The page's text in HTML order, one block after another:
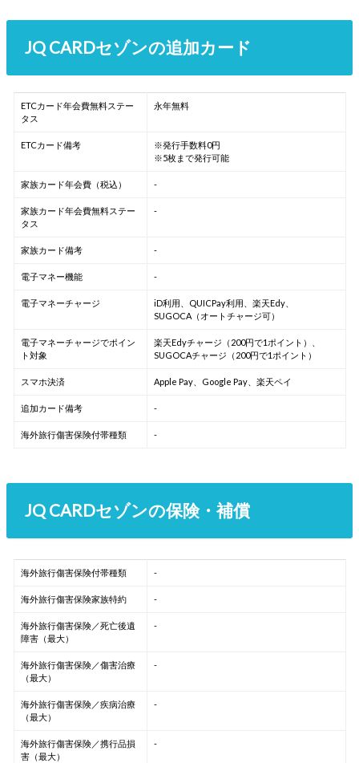
JQ CARDセゾンの追加カード
ETCカード年会費無料ステー
タス
永年無料
ETCカード備考
※発行手数料0円
※5枚まで発行可能
家族カード年会費（税込） -
家族カード年会費無料ステー
タス
-
家族カード備考 -
電子マネー機能 -
電子マネーチャージ
iD利用、QUICPay利用、楽天Edy、
SUGOCA（オートチャージ可）
電子マネーチャージでポイン
ト対象
楽天Edyチャージ（200円で1ポイント）、
SUGOCAチャージ（200円で1ポイント）
スマホ決済 Apple Pay、Google Pay、楽天ペイ
追加カード備考 -
海外旅行傷害保険付帯種類 -
JQ CARDセゾンの保険・補償
海外旅行傷害保険付帯種類 -
海外旅行傷害保険家族特約 -
海外旅行傷害保険／死亡後遺
障害（最大）
-
海外旅行傷害保険／傷害治療
（最大）
-
海外旅行傷害保険／疾病治療
（最大）
-
海外旅行傷害保険／携行品損
害（最大）
-